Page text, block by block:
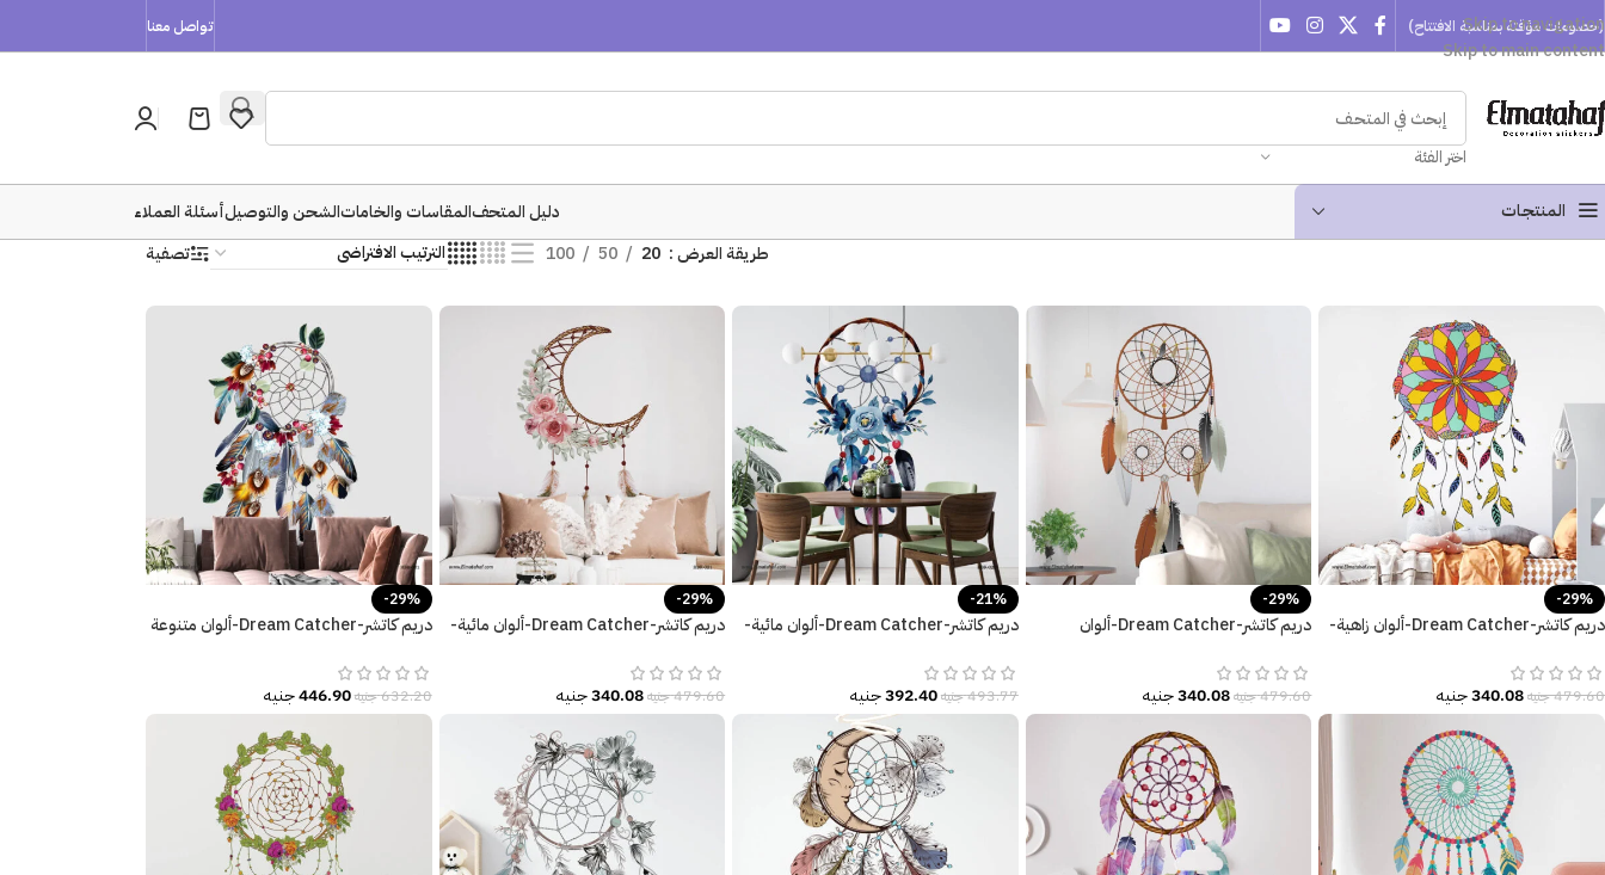
Skip to navigation
Skip to main content
(خصومات مؤقتة بمناسبة الافتتاح) تواصل معنا
اختر الفئة
المنتجـات دليل المتحفالمقاسات والخاماتالشحن والتوصيلأسئلة العملاء
طريقة العرض
20
50
100 تصفية
-29%
دريم كاتشر-Dream Catcher-ألوان زاهية-
479.60جنيه340.08جنيه
-29%
دريم كاتشر-Dream Catcher-ألوان
479.60جنيه340.08جنيه
-21%
دريم كاتشر-Dream Catcher-ألوان مائية-
493.77جنيه392.40جنيه
-29%
دريم كاتشر-Dream Catcher-ألوان مائية-
479.60جنيه340.08جنيه
-29%
دريم كاتشر-Dream Catcher-ألوان متنوعة
632.20جنيه446.90جنيه